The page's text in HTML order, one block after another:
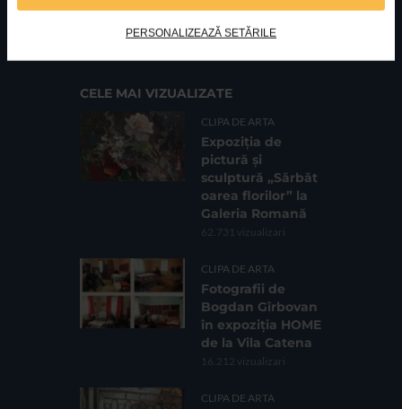
PERSONALIZEAZĂ SETĂRILE
FUNDATIA FILDAS ARTNr inreg registrul special: 4 PJ/ 29.01.2013
Sc. 4, Ap. 197, Sector 2
CELE MAI VIZUALIZATE
CLIPA DE ARTA
Expoziția de
pictură și
sculptură „Sărbăt
oarea florilor” la
Galeria Romană
62.731 vizualizari
CLIPA DE ARTA
Fotografii de
Bogdan Gîrbovan
în expoziția HOME
de la Vila Catena
16.212 vizualizari
CLIPA DE ARTA